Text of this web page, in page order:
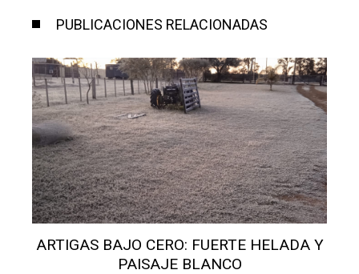
PUBLICACIONES RELACIONADAS
ARTIGAS BAJO CERO: FUERTE HELADA Y
PAISAJE BLANCO